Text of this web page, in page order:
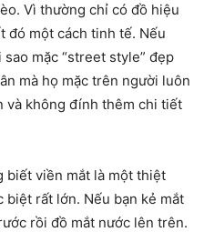
Vì thường chỉ có đồ hiệu
đó một cách tinh tế. Nếu
mặc “street style” đẹp
mà họ mặc trên người luôn
và không đính thêm chi tiết
biết viền mắt là một thiệt
rất lớn. Nếu bạn kẻ mắt
rồi đồ mắt nước lên trên.